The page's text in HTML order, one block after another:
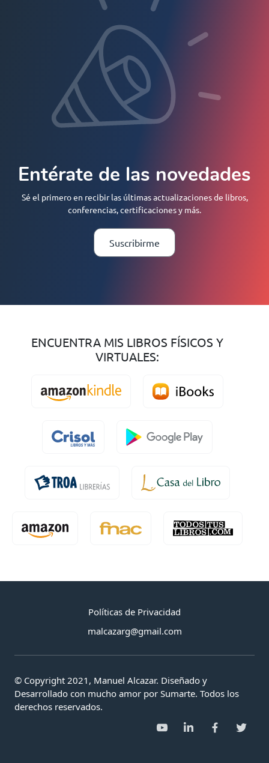
Entérate de las novedades
Sé el primero en recibir las últimas actualizaciones de libros,
conferencias, certificaciones y más.
Suscribirme
ENCUENTRA MIS LIBROS FÍSICOS Y
VIRTUALES:
Políticas de Privacidad
malcazarg@gmail.com
© Copyright 2021, Manuel Alcazar. Diseñado y
Desarrollado con mucho amor por Sumarte. Todos los
derechos reservados.